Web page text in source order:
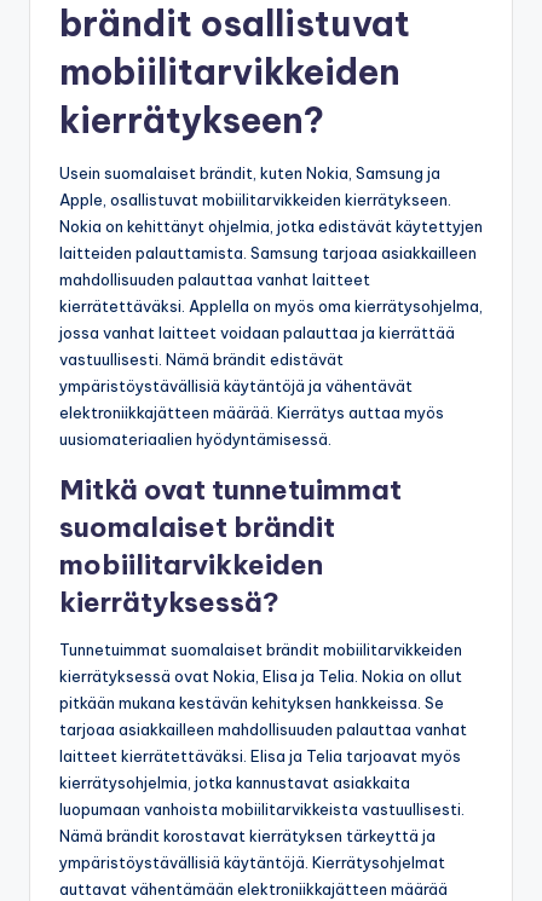
brändit osallistuvat
mobiilitarvikkeiden
kierrätykseen?
Usein suomalaiset brändit, kuten Nokia, Samsung ja
Apple, osallistuvat mobiilitarvikkeiden kierrätykseen.
Nokia on kehittänyt ohjelmia, jotka edistävät käytettyjen
laitteiden palauttamista. Samsung tarjoaa asiakkailleen
mahdollisuuden palauttaa vanhat laitteet
kierrätettäväksi. Applella on myös oma kierrätysohjelma,
jossa vanhat laitteet voidaan palauttaa ja kierrättää
vastuullisesti. Nämä brändit edistävät
ympäristöystävällisiä käytäntöjä ja vähentävät
elektroniikkajätteen määrää. Kierrätys auttaa myös
uusiomateriaalien hyödyntämisessä.
Mitkä ovat tunnetuimmat
suomalaiset brändit
mobiilitarvikkeiden
kierrätyksessä?
Tunnetuimmat suomalaiset brändit mobiilitarvikkeiden
kierrätyksessä ovat Nokia, Elisa ja Telia. Nokia on ollut
pitkään mukana kestävän kehityksen hankkeissa. Se
tarjoaa asiakkailleen mahdollisuuden palauttaa vanhat
laitteet kierrätettäväksi. Elisa ja Telia tarjoavat myös
kierrätysohjelmia, jotka kannustavat asiakkaita
luopumaan vanhoista mobiilitarvikkeista vastuullisesti.
Nämä brändit korostavat kierrätyksen tärkeyttä ja
ympäristöystävällisiä käytäntöjä. Kierrätysohjelmat
auttavat vähentämään elektroniikkajätteen määrää